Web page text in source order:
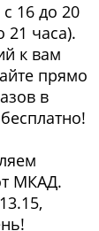
16 до 20
21 часа).
к вам
прямо
в
МКАД.